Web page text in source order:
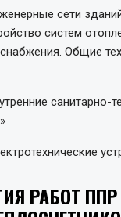
сети
систем
Общие
санитарно-
РАБОТ